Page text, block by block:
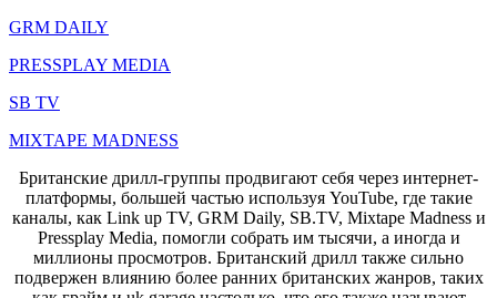
GRM DAILY
PRESSPLAY MEDIA
SB TV
MIXTAPE MADNESS
Британские дрилл-группы продвигают себя через интернет-
платформы, большей частью используя YouTube, где такие
каналы, как Link up TV, GRM Daily, SB.TV, Mixtape Madness и
Pressplay Media, помогли собрать им тысячи, а иногда и
миллионы просмотров. Британский дрилл также сильно
подвержен влиянию более ранних британских жанров, таких